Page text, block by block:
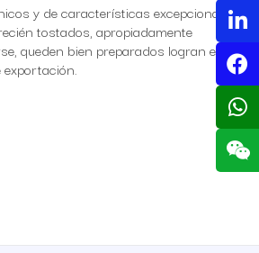
y de características excepcionales,
tostados, apropiadamente
queden bien preparados logran esa
exportación.